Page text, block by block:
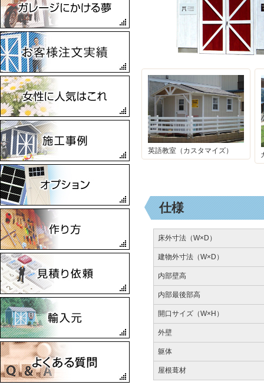
2024
兵庫県加古川市 その他
2024
兵庫県洲本市 ワークスガ
レージ
2024
兵庫県赤穂市 ランカスタ
ーバイクガレージ
2024
兵庫県洲本市 ランカスタ
ー
2024
岡山県倉敷市 ワークスガ
レージ
2023
兵庫県姫路市 ワークスガ
レージ
2023
香川県観音寺市 ワークス
ガレージ
2023
兵庫県神戸市 ワークスガ
レージ
2022
兵岡山県久米郡美咲町
Style03
2022
兵庫県南あわじ市 ワーク
スガレージ
2021
兵庫県神戸市 ブラッドフ
ォード
英語教室（カスタマイズ）
仕様
床外寸法（W×D）
建物外寸法（W×D）
内部壁高
内部最後部高
開口サイズ（W×H）
外壁
躯体
屋根葺材